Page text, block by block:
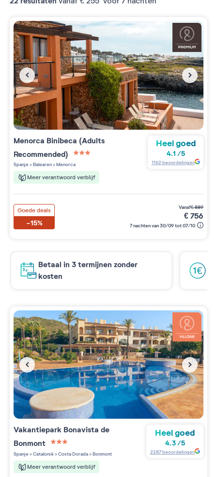
Menorca Binibeca (Adults
Recommended)
3 étoiles sur 5
Spanje>Balearen>Menorca
Meer verantwoord verblijf
Heel goed
4.1 /5
1162 beoordelingen
Goede deals
-15%
vanaf€889
€756
7 nachten van 30/09 tot 07/10
Betaal in 3 termijnen zonder
kosten
Vakantiepark Bonavista de
Bonmont
3 étoiles sur 5
Spanje>Catalonië>Costa Dorada>Bonmont
Meer verantwoord verblijf
Heel goed
4.3/5
2287beoordelingen